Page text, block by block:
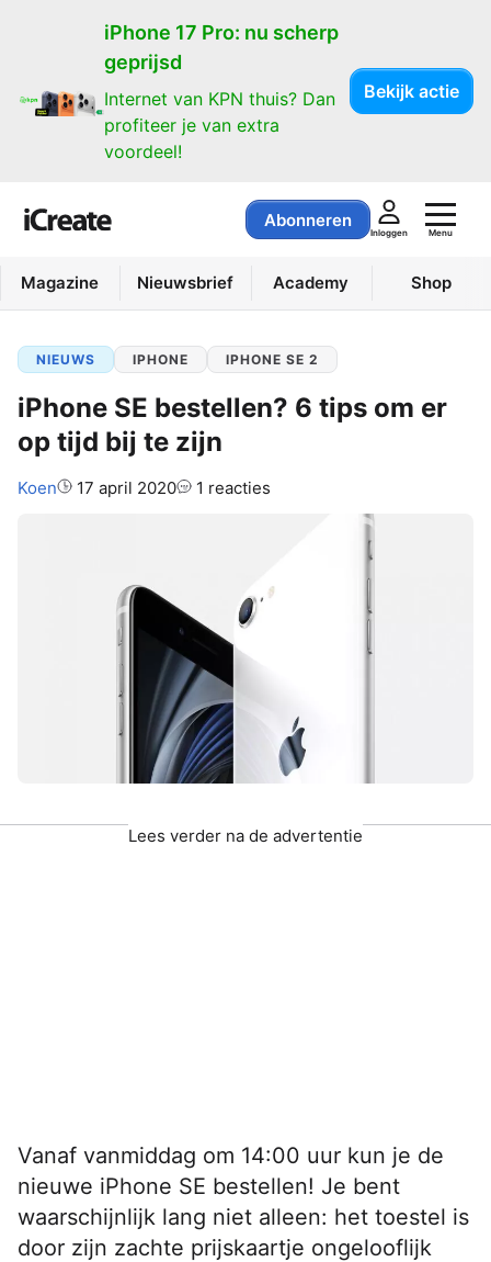
iPhone 17 Pro: nu scherp
geprijsd
Internet van KPN thuis? Dan
profiteer je van extra
voordeel!
Bekijk actie
Abonneren
Inloggen Menu
Magazine Nieuwsbrief Academy Shop
NIEUWS IPHONE IPHONE SE 2
iPhone SE bestellen? 6 tips om er
op tijd bij te zijn
Auteur:
Koen 17 april 2020 1 reacties
Lees verder na de advertentie
Vanaf vanmiddag om 14:00 uur kun je de
nieuwe iPhone SE bestellen! Je bent
waarschijnlijk lang niet alleen: het toestel is
door zijn zachte prijskaartje ongelooflijk